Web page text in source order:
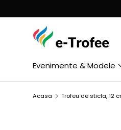
MERGI LA CONTINUT
Evenimente & Modele
Acasa